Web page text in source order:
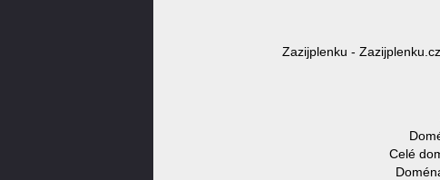
Zazijplenku -
Celé